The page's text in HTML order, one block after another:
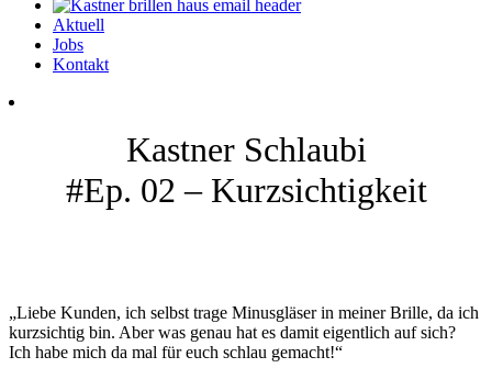
Aktuell
Jobs
Kontakt
Kastner Schlaubi
#Ep. 02 – Kurzsichtigkeit
„Liebe Kunden, ich selbst trage Minusgläser in meiner Brille, da ich
kurzsichtig bin. Aber was genau hat es damit eigentlich auf sich?
Ich habe mich da mal für euch schlau gemacht!“